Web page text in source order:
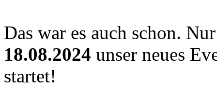
Das war es auch schon.
18.08.2024 unser neues
startet!